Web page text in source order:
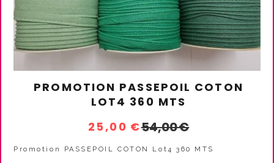
PROMOTION PASSEPOIL COTON
LOT4 360 MTS
25,00 €54,00€
Promotion PASSEPOIL COTON Lot4 360 MTS